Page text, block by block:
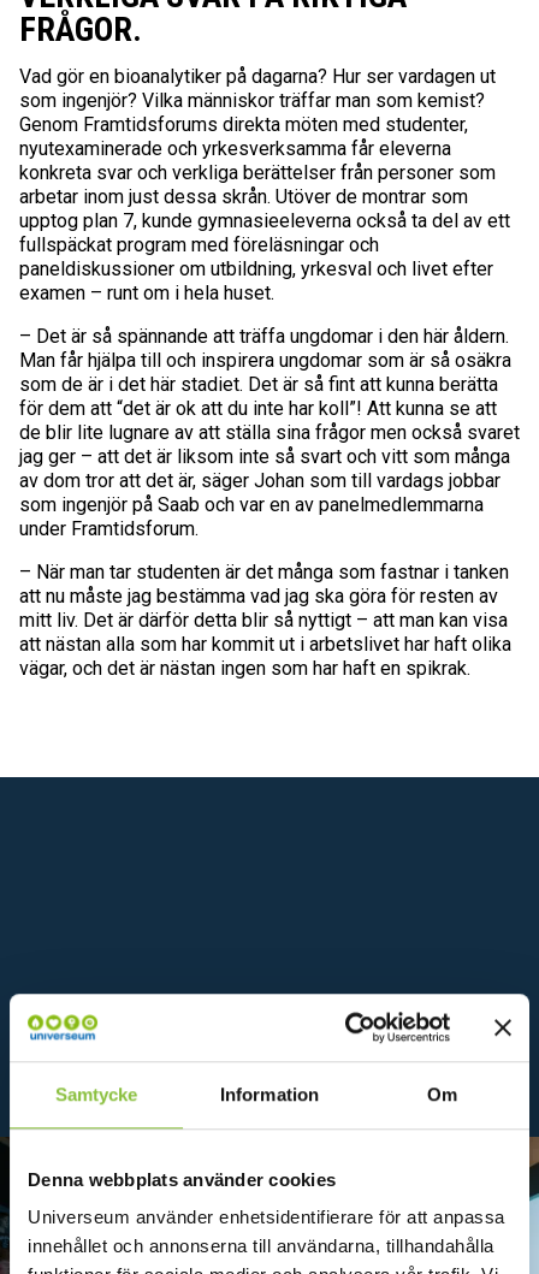
Samtycke Information Om
Denna webbplats använder cookies
Universeum använder enhetsidentifierare för att anpassa
innehållet och annonserna till användarna, tillhandahålla
FRÅGOR.
Vad gör en bioanalytiker på dagarna? Hur ser vardagen ut
som ingenjör? Vilka människor träffar man som kemist?
Genom Framtidsforums direkta möten med studenter,
nyutexaminerade och yrkesverksamma får eleverna
konkreta svar och verkliga berättelser från personer som
arbetar inom just dessa skrån. Utöver de montrar som
upptog plan 7, kunde gymnasieeleverna också ta del av ett
fullspäckat program med föreläsningar och
paneldiskussioner om utbildning, yrkesval och livet efter
examen – runt om i hela huset.
– Det är så spännande att träffa ungdomar i den här åldern.
Man får hjälpa till och inspirera ungdomar som är så osäkra
som de är i det här stadiet. Det är så fint att kunna berätta
för dem att “det är ok att du inte har koll”! Att kunna se att
de blir lite lugnare av att ställa sina frågor men också svaret
jag ger – att det är liksom inte så svart och vitt som många
av dom tror att det är, säger Johan som till vardags jobbar
som ingenjör på Saab och var en av panelmedlemmarna
under Framtidsforum.
– När man tar studenten är det många som fastnar i tanken
att nu måste jag bestämma vad jag ska göra för resten av
mitt liv. Det är därför detta blir så nyttigt – att man kan visa
att nästan alla som har kommit ut i arbetslivet har haft olika
vägar, och det är nästan ingen som har haft en spikrak.
UNGDOMAR SOM LEDER
UNGDOMAR.